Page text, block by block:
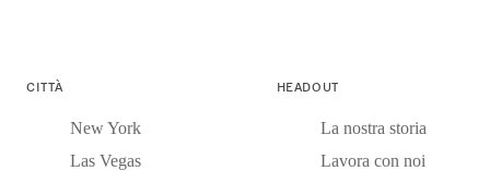
CITTÀ
New York
Las Vegas
HEADOUT
La nostra storia
Lavora con noi